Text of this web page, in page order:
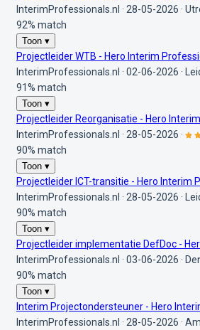
InterimProfessionals.nl · 28-05-2026 ·
92% match
Toon ▾
Projectleider WTB - Hero Interim
InterimProfessionals.nl · 02-06-2026 ·
91% match
Toon ▾
Projectleider Reorganisatie - Hero
InterimProfessionals.nl · 28-05-2026 ·
90% match
Toon ▾
Projectleider ICT-transitie - Hero Interim
InterimProfessionals.nl · 28-05-2026 ·
90% match
Toon ▾
Projectleider implementatie DefDoc -
InterimProfessionals.nl · 03-06-2026 ·
90% match
Toon ▾
Interim Projectondersteuner - Hero
InterimProfessionals.nl · 28-05-2026 ·